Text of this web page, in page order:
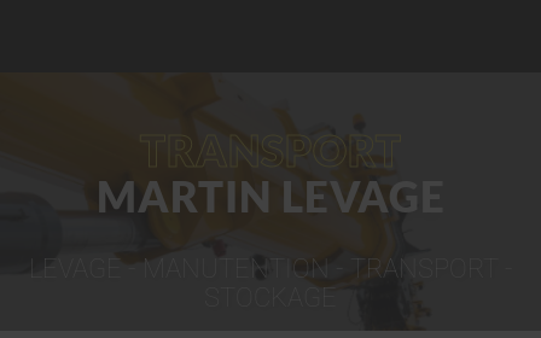
TRANSPORT
MARTIN LEVAGE
LEVAGE - MANUTENTION - TRANSPORT -
STOCKAGE